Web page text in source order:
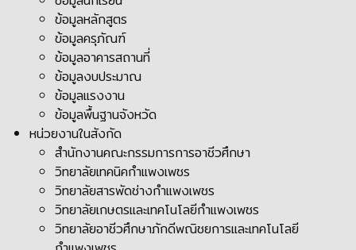
ข้อมูลหลักสูตร
ข้อมูลครุภัณฑ์
ข้อมูลอาคารสถานที่
ข้อมูลงบประมาณ
ข้อมูลแรงงาน
ข้อมูลพื้นฐานจังหวัด
หน่วยงานในสังกัด
สำนักงานคณะกรรมการการอาชีวศึกษา
วิทยาลัยเทคนิคกำแพงเพชร
วิทยาลัยสารพัดช่างกำแพงเพชร
วิทยาลัยเกษตรและเทคโนโลยีกำแพงเพชร
วิทยาลัยอาชีวศึกษาภักดีพณิชยการและเทคโนโลยี